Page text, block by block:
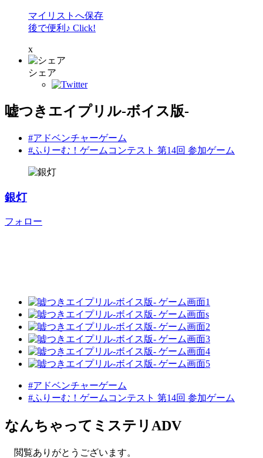
マイリストへ保存
後で便利♪ Click!
x
シェア
嘘つきエイプリル-ボイス版-
#アドベンチャーゲーム
#ふりーむ！ゲームコンテスト 第14回 参加ゲーム
銀灯
フォロー
#アドベンチャーゲーム
#ふりーむ！ゲームコンテスト 第14回 参加ゲーム
なんちゃってミステリADV
閲覧ありがとうございます。